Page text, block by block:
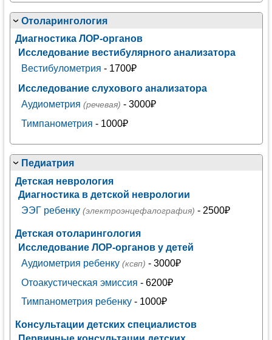
Отоларингология
Диагностика ЛОР-органов
Исследование вестибулярного анализатора
Вестибулометрия - 1700₽
Исследование слухового анализатора
Аудиометрия (речевая) - 3000₽
Тимпанометрия - 1000₽
Педиатрия
Детская неврология
Диагностика в детской неврологии
ЭЭГ ребенку (электроэнцефалография) - 2500₽
Детская отоларингология
Исследование ЛОР-органов у детей
Аудиометрия ребенку (ксвп) - 3000₽
Отоакустическая эмиссия - 6200₽
Тимпанометрия ребенку- 1000₽
Консультации детских специалистов